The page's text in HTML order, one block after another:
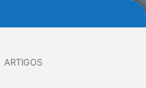
ARTIGOS